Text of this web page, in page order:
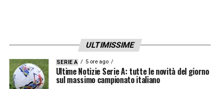
ULTIMISSIME
SERIE A 5 ore ago
Ultime Notizie Serie A: tutte le novità del giorno
sul massimo campionato italiano